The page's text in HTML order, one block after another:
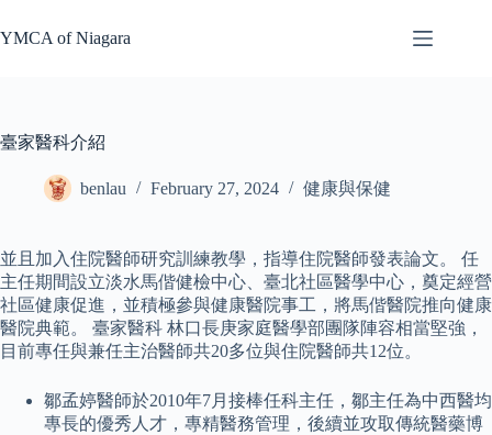
to
content
YMCA of Niagara
臺家醫科介紹
benlau February 27, 2024 健康與保健
並且加入住院醫師研究訓練教學，指導住院醫師發表論文。 任
主任期間設立淡水馬偕健檢中心、臺北社區醫學中心，奠定經營
社區健康促進，並積極參與健康醫院事工，將馬偕醫院推向健康
醫院典範。 臺家醫科 林口長庚家庭醫學部團隊陣容相當堅強，
目前專任與兼任主治醫師共20多位與住院醫師共12位。
鄒孟婷醫師於2010年7月接棒任科主任，鄒主任為中西醫均
專長的優秀人才，專精醫務管理，後續並攻取傳統醫藥博